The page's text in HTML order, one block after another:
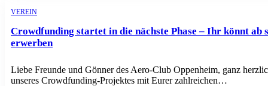
VEREIN
Crowdfunding startet in die nächste Phase – Ihr könnt ab
erwerben
Liebe Freunde und Gönner des Aero-Club Oppenheim, ganz
unseres Crowdfunding-Projektes mit Eurer zahlreichen…